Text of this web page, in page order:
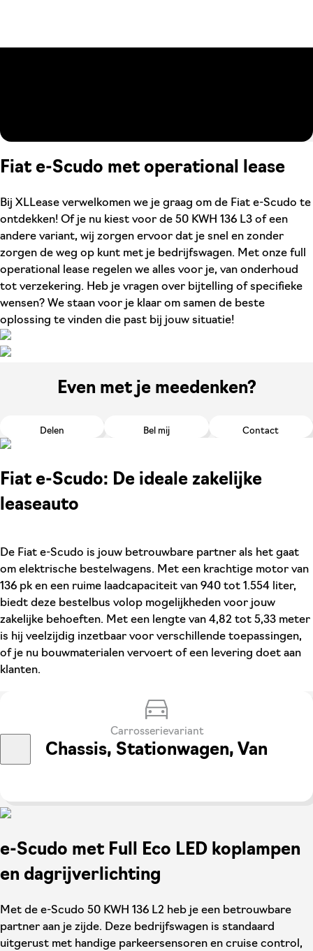
Fiat e-Scudo met operational lease
Bij XLLease verwelkomen we je graag om de Fiat e-Scudo te
ontdekken! Of je nu kiest voor de 50 KWH 136 L3 of een
andere variant, wij zorgen ervoor dat je snel en zonder
zorgen de weg op kunt met je bedrijfswagen. Met onze full
operational lease regelen we alles voor je, van onderhoud
tot verzekering. Heb je vragen over bijtelling of specifieke
wensen? We staan voor je klaar om samen de beste
oplossing te vinden die past bij jouw situatie!
Even met je meedenken?
Delen Bel mij Contact
Fiat e-Scudo: De ideale zakelijke
leaseauto
De Fiat e-Scudo is jouw betrouwbare partner als het gaat
om elektrische bestelwagens. Met een krachtige motor van
136 pk en een ruime laadcapaciteit van 940 tot 1.554 liter,
biedt deze bestelbus volop mogelijkheden voor jouw
zakelijke behoeften. Met een lengte van 4,82 tot 5,33 meter
is hij veelzijdig inzetbaar voor verschillende toepassingen,
of je nu bouwmaterialen vervoert of een levering doet aan
klanten.
Carrosserievariant
Chassis, Stationwagen, Van
e-Scudo met Full Eco LED koplampen
en dagrijverlichting
Met de e-Scudo 50 KWH 136 L2 heb je een betrouwbare
partner aan je zijde. Deze bedrijfswagen is standaard
uitgerust met handige parkeersensoren en cruise control,